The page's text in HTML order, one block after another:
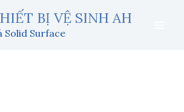
BỊ VỆ SINH AH
Solid Surface